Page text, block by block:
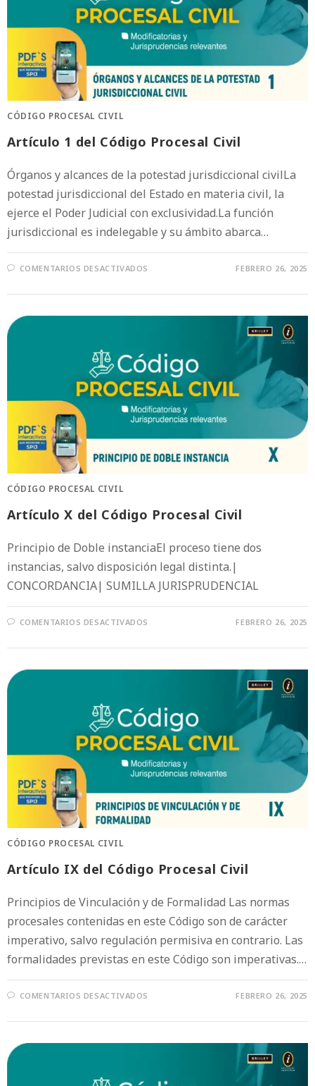
CÓDIGO PROCESAL CIVIL
Artículo 1 del Código Procesal Civil
Órganos y alcances de la potestad jurisdiccional civilLa
potestad jurisdiccional del Estado en materia civil, la
ejerce el Poder Judicial con exclusividad.La función
jurisdiccional es indelegable y su ámbito abarca…
COMENTARIOS DESACTIVADOS FEBRERO 26, 2025
CÓDIGO PROCESAL CIVIL
Artículo X del Código Procesal Civil
Principio de Doble instanciaEl proceso tiene dos
instancias, salvo disposición legal distinta.|
CONCORDANCIA| SUMILLA JURISPRUDENCIAL
COMENTARIOS DESACTIVADOS FEBRERO 26, 2025
CÓDIGO PROCESAL CIVIL
Artículo IX del Código Procesal Civil
Principios de Vinculación y de Formalidad Las normas
procesales contenidas en este Código son de carácter
imperativo, salvo regulación permisiva en contrario. Las
formalidades previstas en este Código son imperativas.…
COMENTARIOS DESACTIVADOS FEBRERO 26, 2025